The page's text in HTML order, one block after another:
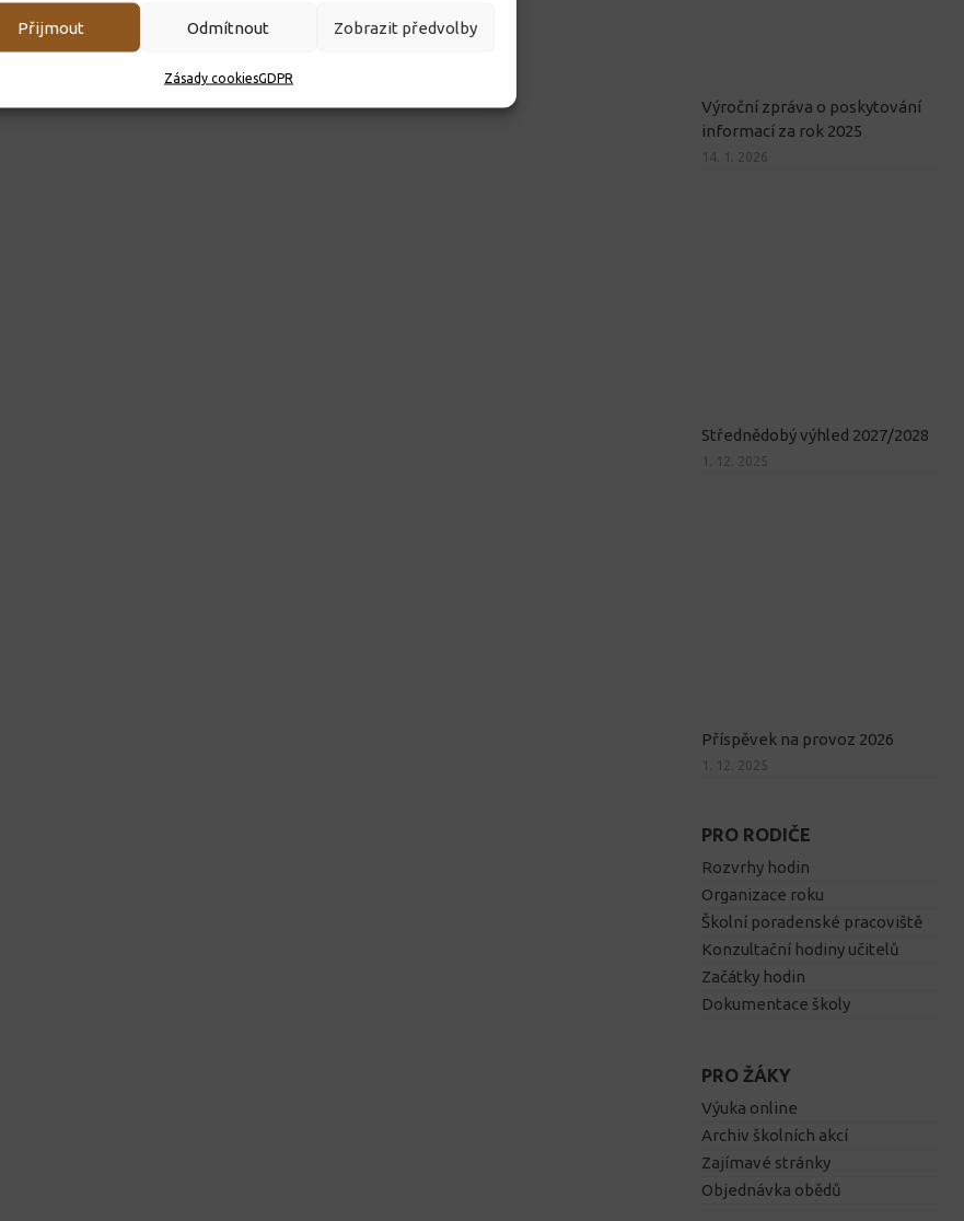
Přijmout Odmítnout Zobrazit předvolby
Zásady cookiesGDPR
Výroční zpráva o poskytování
informací za rok 2025
14. 1. 2026
Střednědobý výhled 2027/2028
1. 12. 2025
Příspěvek na provoz 2026
1. 12. 2025
PRO RODIČE
Rozvrhy hodin
Organizace roku
Školní poradenské pracoviště
Konzultační hodiny učitelů
Začátky hodin
Dokumentace školy
PRO ŽÁKY
Výuka online
Archiv školních akcí
Zajímavé stránky
Objednávka obědů